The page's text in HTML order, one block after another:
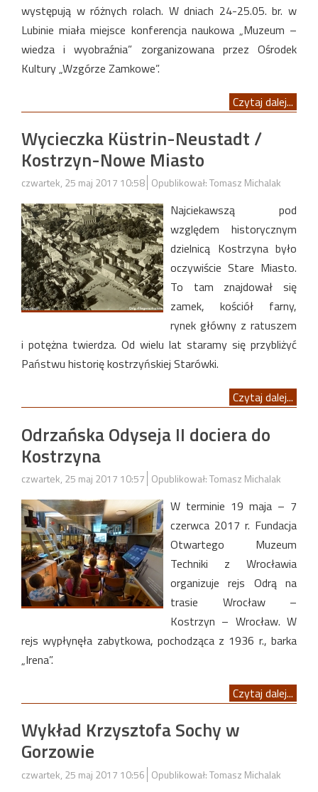
występują w różnych rolach. W dniach 24-25.05. br. w
Lubinie miała miejsce konferencja naukowa „Muzeum –
wiedza i wyobraźnia” zorganizowana przez Ośrodek
Kultury „Wzgórze Zamkowe”.
Czytaj dalej...
Wycieczka Küstrin-Neustadt /
Kostrzyn-Nowe Miasto
czwartek, 25 maj 2017 10:58 Opublikował: Tomasz Michalak
Najciekawszą pod
względem historycznym
dzielnicą Kostrzyna było
oczywiście Stare Miasto.
To tam znajdował się
zamek, kościół farny,
rynek główny z ratuszem
i potężna twierdza. Od wielu lat staramy się przybliżyć
Państwu historię kostrzyńskiej Starówki.
Czytaj dalej...
Odrzańska Odyseja II dociera do
Kostrzyna
czwartek, 25 maj 2017 10:57 Opublikował: Tomasz Michalak
W terminie 19 maja – 7
czerwca 2017 r. Fundacja
Otwartego Muzeum
Techniki z Wrocławia
organizuje rejs Odrą na
trasie Wrocław –
Kostrzyn – Wrocław. W
rejs wypłynęła zabytkowa, pochodząca z 1936 r., barka
„Irena”.
Czytaj dalej...
Wykład Krzysztofa Sochy w
Gorzowie
czwartek, 25 maj 2017 10:56 Opublikował: Tomasz Michalak